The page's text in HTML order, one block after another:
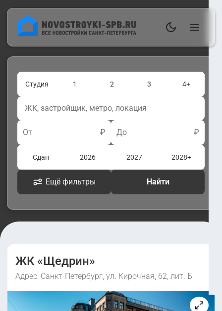
Студия 1 2 3 4+
От ₽ До ₽
Сдан 2026 2027 2028+
Ещё фильтры Найти
ЖК «Щедрин»
Адрес: Санкт-Петербург, ул. Кирочная, 62, лит. Б